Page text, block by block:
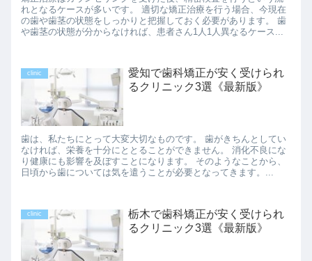
れとなるケースが多いです。 適切な矯正治療を行う場合、今現在
の歯や歯茎の状態をしっかりと把握しておく必要があります。 歯
や歯茎の状態が分からなければ、患者さん1人1人異なるケース...
clinic
愛知で歯科矯正が安く受けられ
るクリニック3選《最新版》
歯は、私たちにとって大変大切なものです。 歯がきちんとしてい
なければ、栄養を十分にととることができません。 消化不良にな
り健康にも影響を及ぼすことになります。 そのようなことから、
日頃から歯については気を遣うことが必要となってきます。...
clinic
栃木で歯科矯正が安く受けられ
るクリニック3選《最新版》